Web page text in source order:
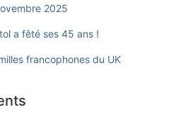
2025
a fêté ses 45 ans !
francophones du UK